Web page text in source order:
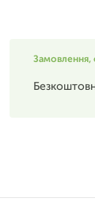
Замовлення,